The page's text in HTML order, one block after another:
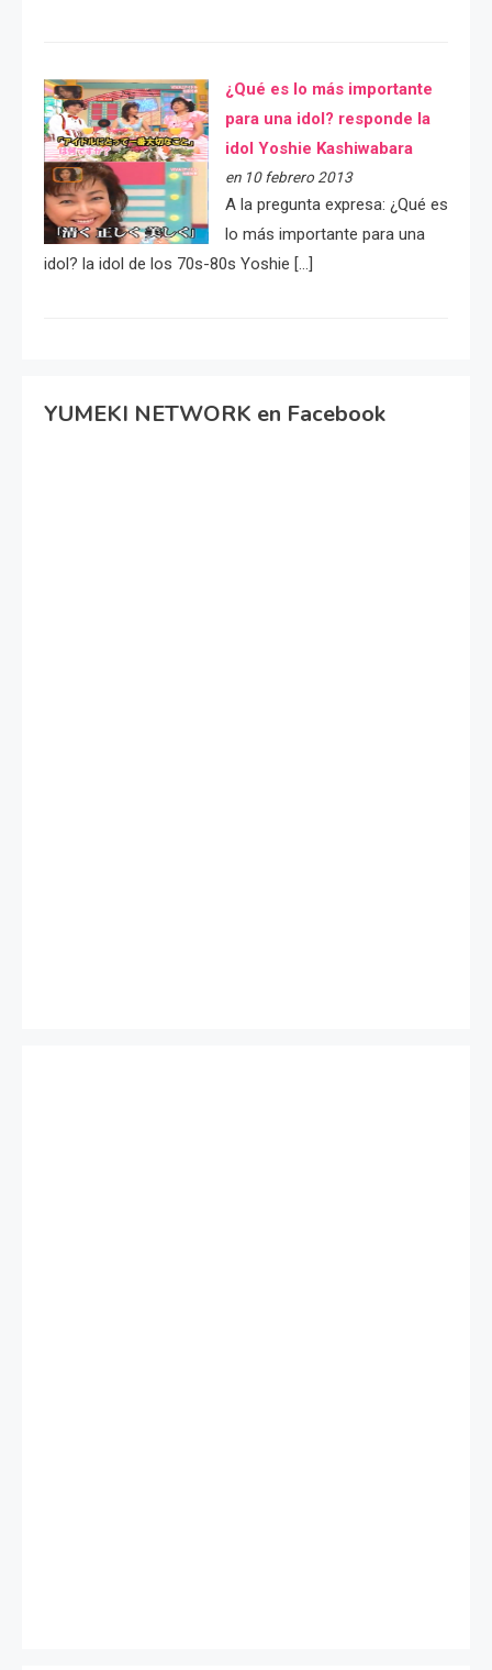
¿Qué es lo más importante
para una idol? responde la
idol Yoshie Kashiwabara
en 10 febrero 2013
A la pregunta expresa: ¿Qué es
lo más importante para una
idol? la idol de los 70s-80s Yoshie […]
YUMEKI NETWORK en Facebook